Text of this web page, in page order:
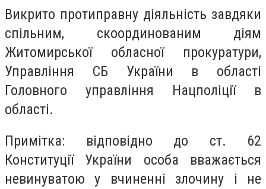
Викрито протиправну діяльність завдяки
спільним, скоординованим діям
Житомирської обласної прокуратури,
Управління СБ України в області
Головного управління Нацполіції в
області.
Примітка: відповідно до ст. 62
Конституції України особа вважається
невинуватою у вчиненні злочину і не